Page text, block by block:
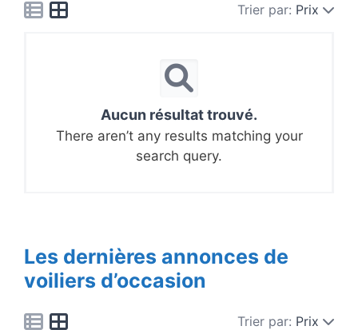
Trier par: Prix
Aucun résultat trouvé.
There aren’t any results matching your
search query.
Les dernières annonces de
voiliers d’occasion
Trier par: Prix